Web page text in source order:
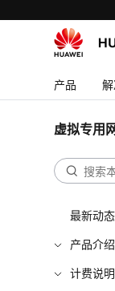
产品
虚拟专用
最新动态
产品介绍
计费说明